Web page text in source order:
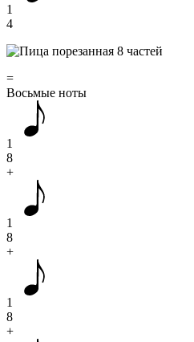
1
4
=
Восьмые ноты
1
8
+
1
8
+
1
8
+